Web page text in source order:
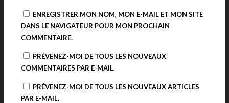
ENREGISTRER MON NOM, MON E-MAIL ET MON SITE
DANS LE NAVIGATEUR POUR MON PROCHAIN
COMMENTAIRE.
PRÉVENEZ-MOI DE TOUS LES NOUVEAUX
COMMENTAIRES PAR E-MAIL.
PRÉVENEZ-MOI DE TOUS LES NOUVEAUX ARTICLES
PAR E-MAIL.